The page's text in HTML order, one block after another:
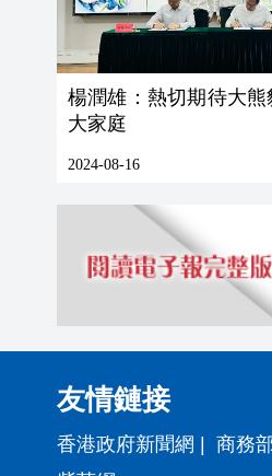
楊潤雄：熱切期待大熊
大家庭
2024-08-16
友情鏈接
香港政府新聞網 | 商務